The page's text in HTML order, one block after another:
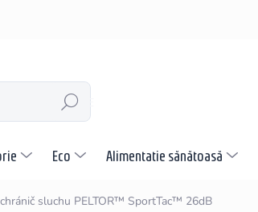
CĂUTARE
Eco Alimentatie sănătoasă
sluchu PELTOR™ SportTac™ 26dB